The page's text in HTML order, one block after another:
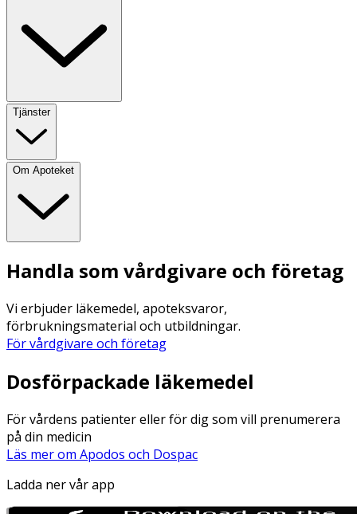
Tjänster
Om Apoteket
Handla som vårdgivare och företag
Vi erbjuder läkemedel, apoteksvaror,
förbrukningsmaterial och utbildningar.
För vårdgivare och företag
Dosförpackade läkemedel
För vårdens patienter eller för dig som vill prenumerera
på din medicin
Läs mer om Apodos och Dospac
Ladda ner vår app